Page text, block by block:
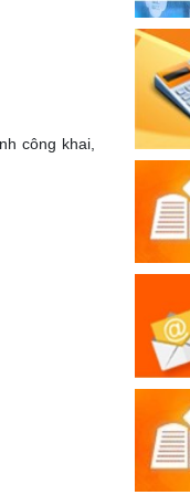
công khai,